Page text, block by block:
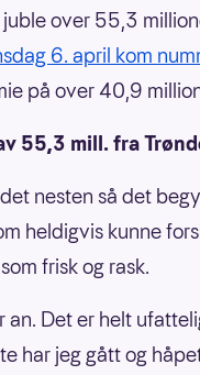
juble over 55,3
6. april kom
på over 40,9
55,3 mill. fra
nesten så det
heldigvis kunne
frisk og rask.
an. Det er helt
har jeg gått og